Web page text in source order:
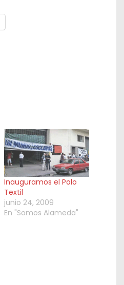
Inauguramos el Polo
Textil
junio 24, 2009
En "Somos Alameda"